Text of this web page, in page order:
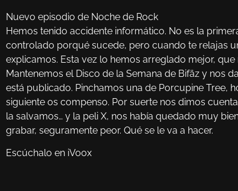
Nuevo episodio de Noche de Rock
Hemos tenido accidente informático. No es la
controlado porqué sucede, pero cuando te relajas
explicamos. Esta vez lo hemos arreglado mejor,
Mantenemos el Disco de la Semana de Bifäz y nos
está publicado. Pinchamos una de Porcupine Tree,
siguiente os compenso. Por suerte nos dimos
la salvamos… y la peli X, nos había quedado muy
grabar, seguramente peor. Qué se le va a hacer.
Escúchalo en iVoox